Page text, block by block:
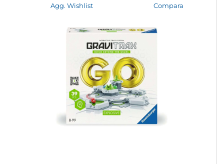
Agg. Wishlist Compara